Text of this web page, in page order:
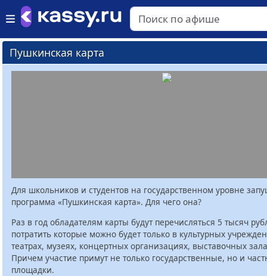
Пушкинская карта
Для школьников и студентов на государственном уровне
программа «Пушкинская карта». Для чего она?
Раз в год обладателям карты будут перечисляться 5 тысяч
потратить которые можно будет только в культурных
театрах, музеях, концертных организациях, выставочных
Причем участие примут не только государственные, но и
площадки.